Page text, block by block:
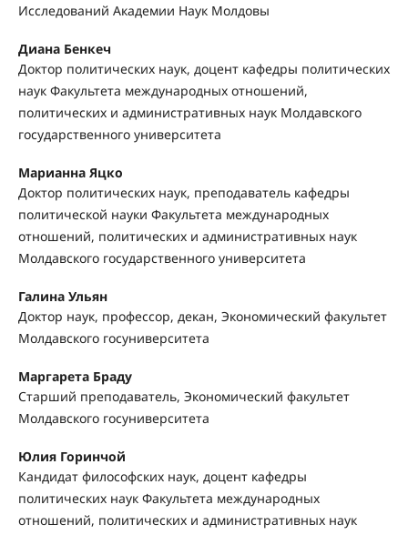
Исследований Академии Наук Молдовы
Диана Бенкеч
Доктор политических наук, доцент кафедры политических
наук Факультета международных отношений,
политических и административных наук Молдавского
государственного университета
Марианна Яцко
Доктор политических наук, преподаватель кафедры
политической науки Факультета международных
отношений, политических и административных наук
Молдавского государственного университета
Галина Ульян
Доктор наук, профессор, декан, Экономический факультет
Молдавского госуниверситета
Маргарета Браду
Старший преподаватель, Экономический факультет
Молдавского госуниверситета
Юлия Горинчой
Кандидат философских наук, доцент кафедры
политических наук Факультета международных
отношений, политических и административных наук